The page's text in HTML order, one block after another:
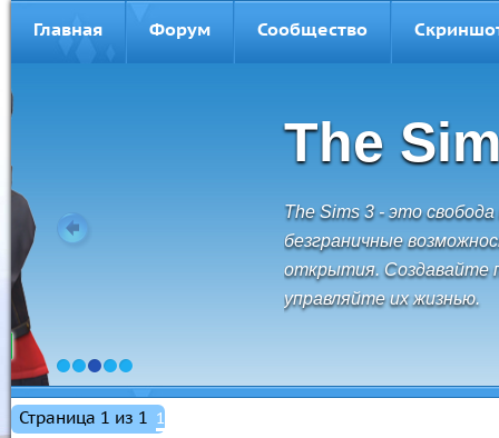
Главная Форум Сообщество
The Sims 3
The Sims 3 - это свобода перемещений,
безграничные возможности и невероятные
открытия. Создавайте персонажей и
управляйте их жизнью.
1 2 3 4 5
Страница 1 из 1 1